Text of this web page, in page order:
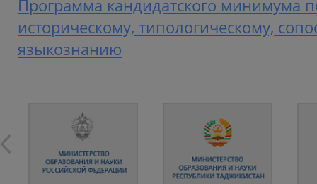
Программа кандидатского минимума
историческому, типологическому,
языкознанию